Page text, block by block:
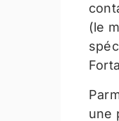
(le
une